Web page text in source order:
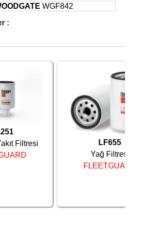
WGF842
:
Filtresi
LF655
Yağ Filtresi
FLEETGUARD